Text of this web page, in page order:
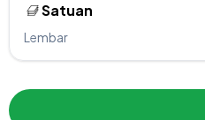
Satuan
Lembar